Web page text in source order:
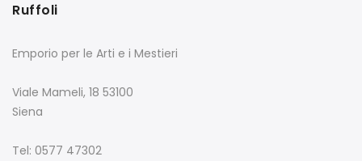
Ruffoli
Emporio per le Arti e i Mestieri
Viale Mameli, 18 53100
Siena
Tel: 0577 47302